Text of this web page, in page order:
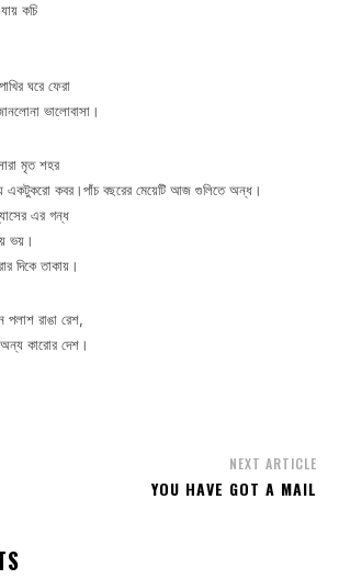
কচি
ঘরে ফেরা
ভালোবাসা।
মৃত শহর
একটুকরো কবর।পাঁচ বছরের মেয়েটি আজ গুলিতে অন্ধ।
এর গন্ধ
ভয়।
দিকে তাকায়।
রাঙা রেশ,
অন্য কারোর দেশ।
NEXT ARTICLE
YOU HAVE GOT A MAIL